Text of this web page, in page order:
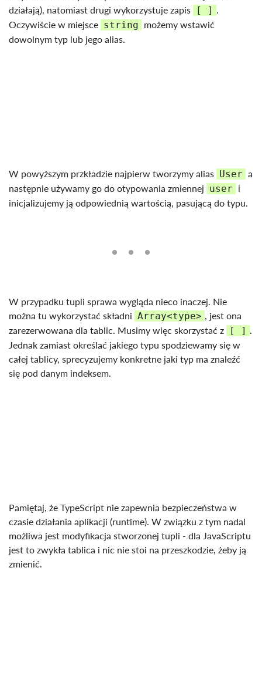
działają), natomiast drugi wykorzystuje zapis
[ ] .
Oczywiście w miejsce string możemy wstawić
dowolnym typ lub jego alias.
W powyższym przkładzie najpierw tworzymy alias User a
następnie używamy go do otypowania zmiennej user i
inicjalizujemy ją odpowiednią wartością, pasującą do typu.
W przypadku tupli sprawa wygląda nieco inaczej. Nie
można tu wykorzystać składni Array<type> , jest ona
zarezerwowana dla tablic. Musimy więc skorzystać z
[ ] .
Jednak zamiast określać jakiego typu spodziewamy się w
całej tablicy, sprecyzujemy konkretne jaki typ ma znaleźć
się pod danym indeksem.
Pamiętaj, że TypeScript nie zapewnia bezpieczeństwa w
czasie działania aplikacji (runtime). W związku z tym nadal
możliwa jest modyfikacja stworzonej tupli - dla JavaScriptu
jest to zwykła tablica i nic nie stoi na przeszkodzie, żeby ją
zmienić.